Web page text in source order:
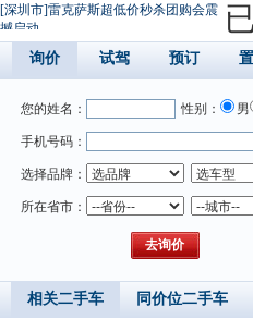
[深圳市]雷克萨斯超低价秒杀团购会震
撼启动
询价 试驾 预订
您的姓名： 性别： 男
手机号码：
选择品牌：
所在省市：
相关二手车 同价位二手车